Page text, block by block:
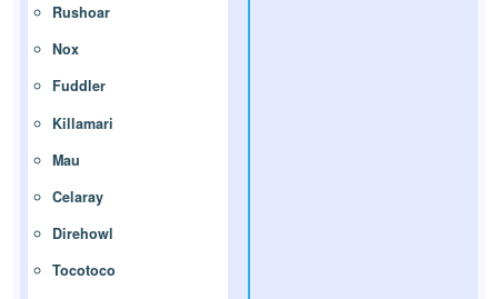
Rushoar
Nox
Fuddler
Killamari
Mau
Celaray
Direhowl
Tocotoco